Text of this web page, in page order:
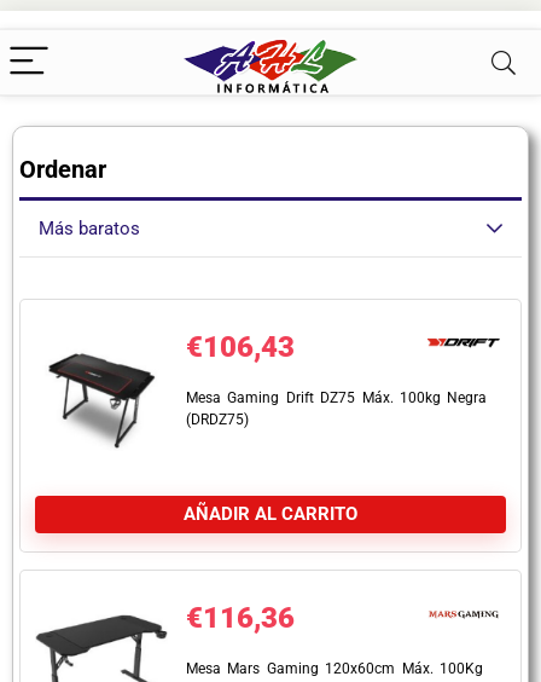
Ordenar
Más baratos
€106,43
Mesa Gaming Drift DZ75 Máx. 100kg Negra
(DRDZ75)
AÑADIR AL CARRITO
€116,36
Mesa Mars Gaming 120x60cm Máx. 100Kg